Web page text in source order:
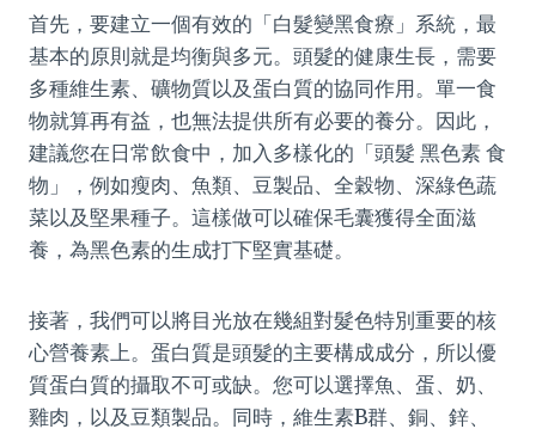
首先，要建立一個有效的「白髮變黑食療」系統，最
基本的原則就是均衡與多元。頭髮的健康生長，需要
多種維生素、礦物質以及蛋白質的協同作用。單一食
物就算再有益，也無法提供所有必要的養分。因此，
建議您在日常飲食中，加入多樣化的「頭髮 黑色素 食
物」，例如瘦肉、魚類、豆製品、全穀物、深綠色蔬
菜以及堅果種子。這樣做可以確保毛囊獲得全面滋
養，為黑色素的生成打下堅實基礎。
接著，我們可以將目光放在幾組對髮色特別重要的核
心營養素上。蛋白質是頭髮的主要構成成分，所以優
質蛋白質的攝取不可或缺。您可以選擇魚、蛋、奶、
雞肉，以及豆類製品。同時，維生素B群、銅、鋅、